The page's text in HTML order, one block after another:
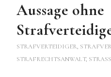
Aussage ohne
STRAFVERTEIDIGER,
STRAFRECHTSANWALT,